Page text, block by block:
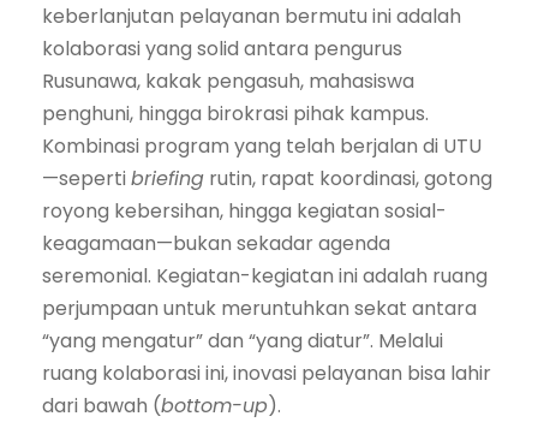
keberlanjutan pelayanan bermutu ini adalah
kolaborasi yang solid antara pengurus
Rusunawa, kakak pengasuh, mahasiswa
penghuni, hingga birokrasi pihak kampus.
Kombinasi program yang telah berjalan di UTU
—seperti briefing rutin, rapat koordinasi, gotong
royong kebersihan, hingga kegiatan sosial-
keagamaan—bukan sekadar agenda
seremonial. Kegiatan-kegiatan ini adalah ruang
perjumpaan untuk meruntuhkan sekat antara
“yang mengatur” dan “yang diatur”. Melalui
ruang kolaborasi ini, inovasi pelayanan bisa lahir
dari bawah (bottom-up).